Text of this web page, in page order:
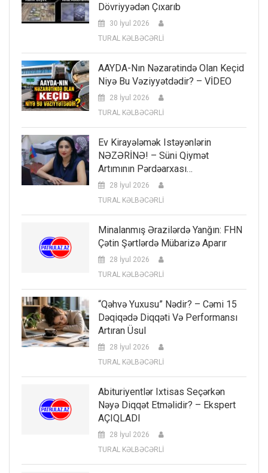
Dövriyyədən Çıxarıb
30 İyul 2026
TURAL KƏLBƏCƏRLİ
AAYDA-Nın Nəzarətində Olan Keçid
Niyə Bu Vəziyyətdədir? – VİDEO
28 İyul 2026
TURAL KƏLBƏCƏRLİ
Ev Kirayələmək Istəyənlərin
NƏZƏRİNƏ! – Süni Qiymət
Artımının Pərdəarxası…
28 İyul 2026
TURAL KƏLBƏCƏRLİ
Minalanmış Ərazilərdə Yanğın: FHN
Çətin Şərtlərdə Mübarizə Aparır
28 İyul 2026
TURAL KƏLBƏCƏRLİ
“Qəhvə Yuxusu” Nədir? – Cəmi 15
Dəqiqədə Diqqəti Və Performansı
Artıran Üsul
28 İyul 2026
TURAL KƏLBƏCƏRLİ
Abituriyentlər Ixtisas Seçərkən
Nəyə Diqqət Etməlidir? – Ekspert
AÇIQLADI
28 İyul 2026
TURAL KƏLBƏCƏRLİ